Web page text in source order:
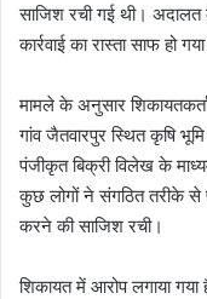
साजिश रची गई थी।
कार्रवाई का रास्ता साफ हो
मामले के अनुसार
गांव जैतवारपुर स्थित कृषि
पंजीकृत बिक्री विलेख के
कुछ लोगों ने संगठित तरीके से
करने की साजिश रची।
शिकायत में आरोप लगाया